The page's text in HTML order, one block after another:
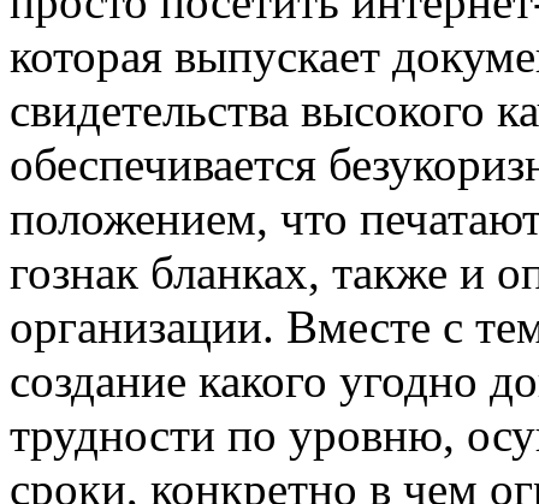
которая выпускает
свидетельства высокого
обеспечивается
положением, что
гознак бланках, также и
организации. Вместе с
создание какого угодно
трудности по уровню,
сроки, конкретно в чем